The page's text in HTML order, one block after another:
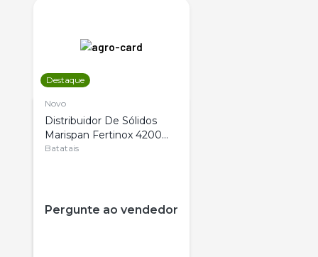
Destaque
Novo
Distribuidor De Sólidos
Marispan Fertinox 4200
Citrus
Batatais
Pergunte ao vendedor